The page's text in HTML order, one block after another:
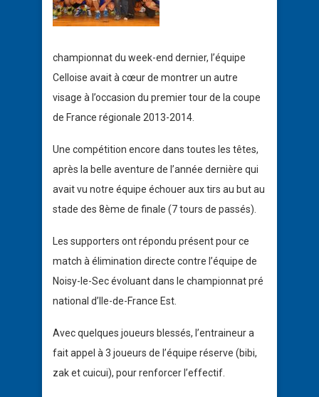
championnat du week-end dernier, l’équipe
Celloise avait à cœur de montrer un autre
visage à l’occasion du premier tour de la coupe
de France régionale 2013-2014.
Une compétition encore dans toutes les têtes,
après la belle aventure de l’année dernière qui
avait vu notre équipe échouer aux tirs au but au
stade des 8ème de finale (7 tours de passés).
Les supporters ont répondu présent pour ce
match à élimination directe contre l’équipe de
Noisy-le-Sec évoluant dans le championnat pré
national d’Ile-de-France Est.
Avec quelques joueurs blessés, l’entraineur a
fait appel à 3 joueurs de l’équipe réserve (bibi,
zak et cuicui), pour renforcer l’effectif.